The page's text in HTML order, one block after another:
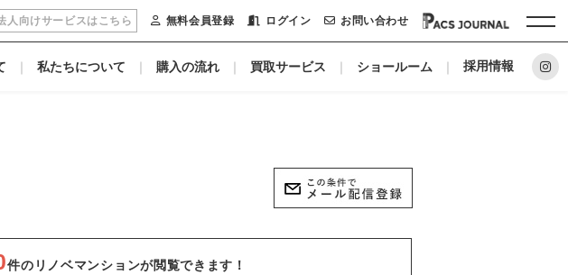
人向けサービスはこちら 無料会員登録 ログイン お問い合わせ
私たちについて 購入の流れ 買取サービス ショールーム 採用情報
件のリノベマンションが閲覧できます！